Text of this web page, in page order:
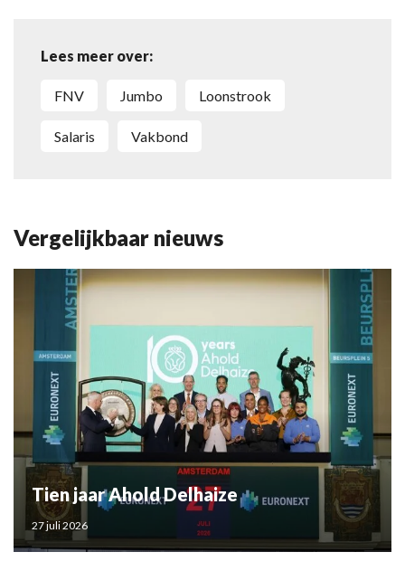
Lees meer over:
FNV Jumbo loonstrook
salaris vakbond
Vergelijkbaar nieuws
Tien jaar Ahold Delhaize
27 juli 2026